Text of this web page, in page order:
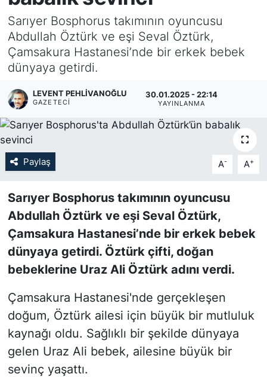
Sarıyer Bosphorus takımının oyuncusu
Abdullah Öztürk ve eşi Seval Öztürk,
Çamsakura Hastanesi’nde bir erkek bebek
dünyaya getirdi.
LEVENT PEHLIVANOĞLU
GAZETECI
30.01.2025 - 22:14
YAYINLANMA
Paylaş A- A+
Sarıyer Bosphorus takımının oyuncusu
Abdullah Öztürk ve eşi Seval Öztürk,
Çamsakura Hastanesi’nde bir erkek bebek
dünyaya getirdi. Öztürk çifti, doğan
bebeklerine Uraz Ali Öztürk adını verdi.
Çamsakura Hastanesi'nde gerçekleşen
doğum, Öztürk ailesi için büyük bir mutluluk
kaynağı oldu. Sağlıklı bir şekilde dünyaya
gelen Uraz Ali bebek, ailesine büyük bir
sevinç yaşattı.
KÖŞE YAZILARI
KÖŞE YAZILARI (Arşiv)
RÖPORTAJ
SAĞLIK
SARIYER HABERLERİ
SARIYER İMAR BARIŞI
SEKTÖR
SİYASET
SON DAKİKA HABERİ
SPOR